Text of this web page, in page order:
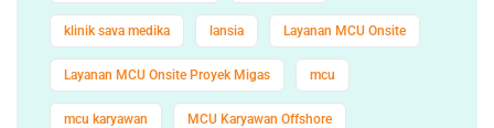
klinik sava medika lansia Layanan MCU Onsite
Layanan MCU Onsite Proyek Migas mcu
mcu karyawan MCU Karyawan Offshore